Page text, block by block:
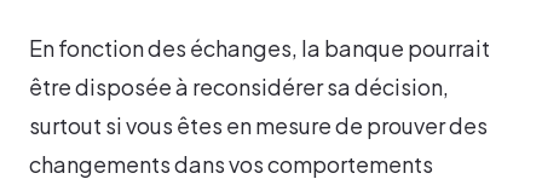
En fonction des échanges, la banque pourrait
être disposée à reconsidérer sa décision,
surtout si vous êtes en mesure de prouver des
changements dans vos comportements